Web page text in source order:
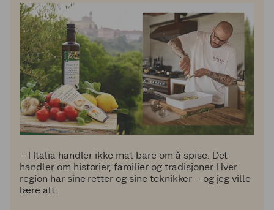
– I Italia handler ikke mat bare om å spise. Det
handler om historier, familier og tradisjoner. Hver
region har sine retter og sine teknikker – og jeg ville
lære alt.